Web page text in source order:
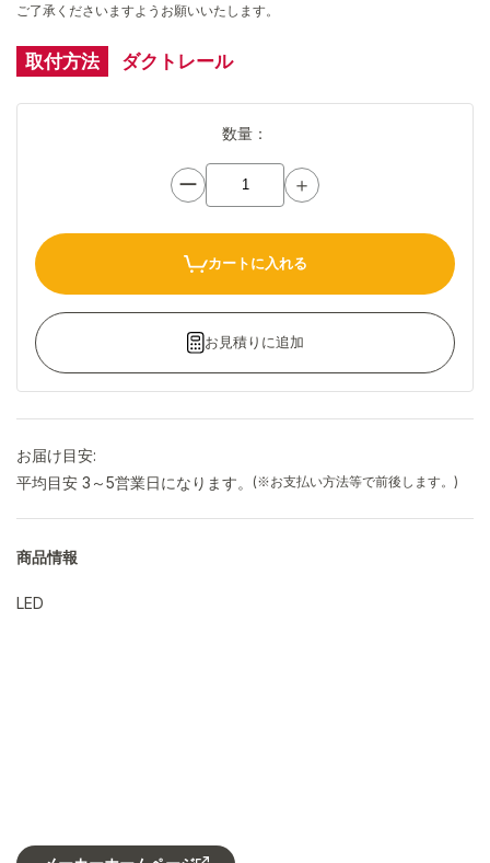
ご了承くださいますようお願いいたします。
取付方法 ダクトレール
数量：
ー ＋
カートに入れる
お見積りに追加
お届け目安:
平均目安 3～5営業日になります。
(※お支払い方法等で前後します。)
商品情報
LED